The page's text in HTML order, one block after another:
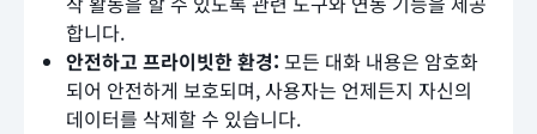
합니다.
안전하고 프라이빗한 환경: 모든 대화 내용은 암호화
되어 안전하게 보호되며, 사용자는 언제든지 자신의
데이터를 삭제할 수 있습니다.